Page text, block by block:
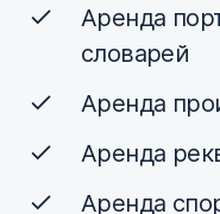
Аренда
словарей
Аренда
Аренда
Аренда